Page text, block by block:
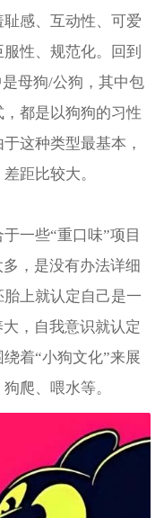
感、互动性、可爱
性、规范化。回到
母狗/公狗，其中包
都是以狗狗的习性
这种类型最基本，
距比较大。
一些“重口味”项目
，是没有办法详细
上就认定自己是一
，自我意识就认定
着“小狗文化”来展
爬、喂水等。